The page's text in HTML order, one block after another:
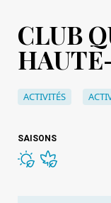
CLUB
ACTIVITÉS
SAISONS